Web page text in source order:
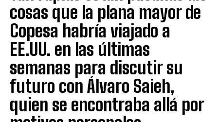
cosas que la plana mayor de
Copesa habría viajado a
EE.UU. en las últimas
semanas para discutir su
futuro con Álvaro Saieh,
quien se encontraba allá por